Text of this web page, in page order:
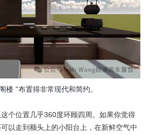
楼 "布置得非常现代和简约。
个位置几乎360度环顾四周。如果你觉得
以走到额头上的小阳台上，在新鲜空气中